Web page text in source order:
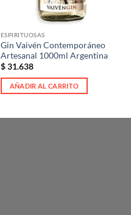
ESPIRITUOSAS
Gin Vaivén Contemporáneo
Artesanal 1000ml Argentina
$31.638
AÑADIR AL CARRITO